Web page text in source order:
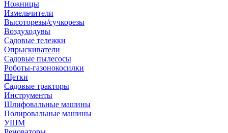
Ножницы
Измельчители
Высоторезы/сучкорезы
Воздуходувы
Садовые тележки
Опрыскиватели
Садовые пылесосы
Роботы-газонокосилки
Щетки
Садовые тракторы
Инструменты
Шлифовальные машины
Полировальные машины
УШМ